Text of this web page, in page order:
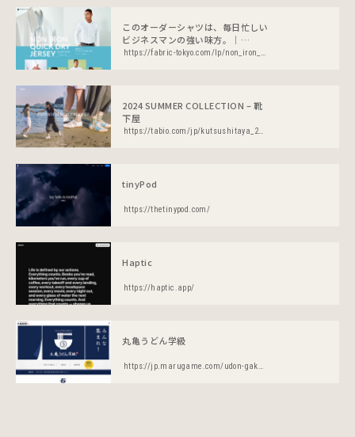
このオーダーシャツは、毎日忙しい
ビジネスマンの強い味方。｜
FABRIC TOKYO
https://fabric-tokyo.com/lp/non_iron_quick_dry_jersey
2024 SUMMER COLLECTION – 靴
下屋
https://tabio.com/jp/kutsushitaya_2024summer/
tinyPod
https://thetinypod.com/
Haptic
https://haptic.app/
丸亀うどん学級
https://jp.marugame.com/udon-gakkyu/